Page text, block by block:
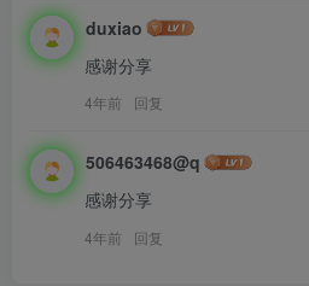
duxiao
感谢分享
4年前 回复
506463468@q
感谢分享
4年前 回复